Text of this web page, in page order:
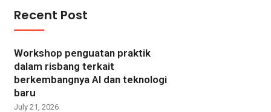
Recent Post
Workshop penguatan praktik
dalam risbang terkait
berkembangnya AI dan teknologi
baru
July 21, 2026